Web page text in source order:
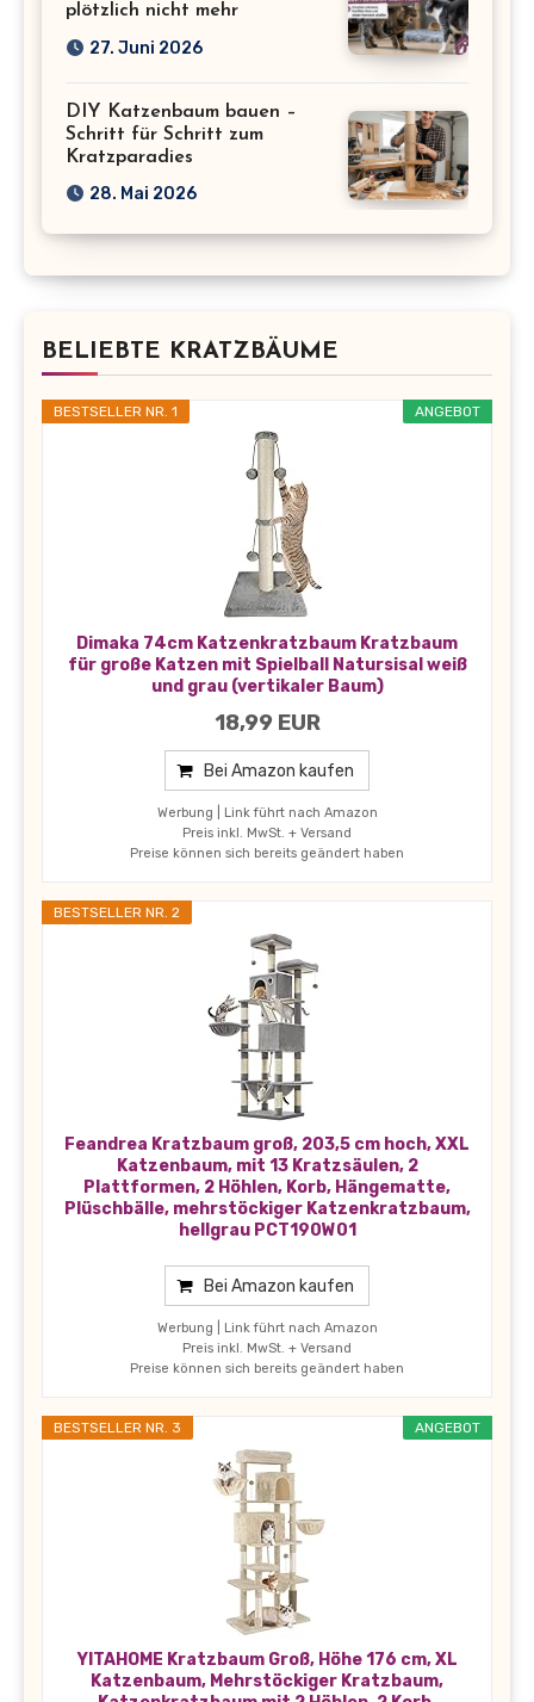
plötzlich nicht mehr
27. Juni 2026
DIY Katzenbaum bauen –
Schritt für Schritt zum
Kratzparadies
28. Mai 2026
BELIEBTE KRATZBÄUME
ANGEBOT
BESTSELLER NR. 1
Dimaka 74cm Katzenkratzbaum Kratzbaum
für große Katzen mit Spielball Natursisal weiß
und grau (vertikaler Baum)
18,99 EUR
Bei Amazon kaufen
Werbung | Link führt nach Amazon
Preis inkl. MwSt. + Versand
Preise können sich bereits geändert haben
BESTSELLER NR. 2
Feandrea Kratzbaum groß, 203,5 cm hoch, XXL
Katzenbaum, mit 13 Kratzsäulen, 2
Plattformen, 2 Höhlen, Korb, Hängematte,
Plüschbälle, mehrstöckiger Katzenkratzbaum,
hellgrau PCT190W01
Bei Amazon kaufen
Werbung | Link führt nach Amazon
Preis inkl. MwSt. + Versand
Preise können sich bereits geändert haben
ANGEBOT
BESTSELLER NR. 3
YITAHOME Kratzbaum Groß, Höhe 176 cm, XL
Katzenbaum, Mehrstöckiger Kratzbaum,